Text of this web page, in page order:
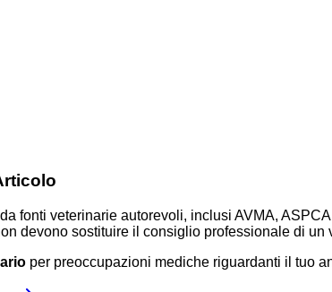
fonti veterinarie autorevoli, inclusi AVMA,
devono sostituire il consiglio professionale di un
per preoccupazioni mediche riguardanti il tuo